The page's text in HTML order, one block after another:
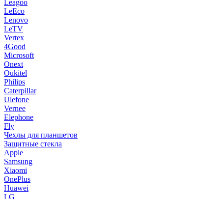
Leagoo
LeEco
Lenovo
LeTV
Vertex
4Good
Microsoft
Onext
Oukitel
Philips
Caterpillar
Ulefone
Vernee
Elephone
Fly
Чехлы для планшетов
Защитные стекла
Apple
Samsung
Xiaomi
OnePlus
Huawei
LG